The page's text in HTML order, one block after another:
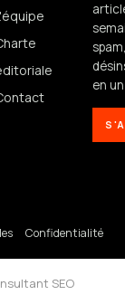
en
Confidentialité
SEO